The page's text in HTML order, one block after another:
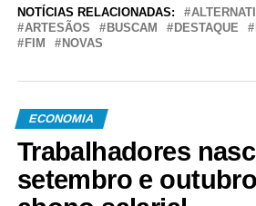
NOTÍCIAS RELACIONADAS:
ARTESÃOS
BUSCAM DESTAQUE
FIM
NOVAS
ECONOMIA
Trabalhadores
setembro e